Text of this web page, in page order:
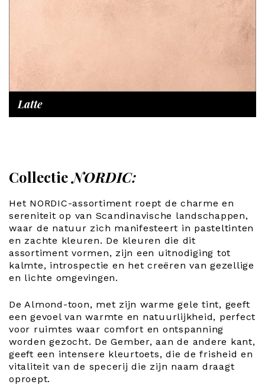
Latte
CollectieNORDIC:
Het NORDIC-assortiment roept de charme en
sereniteit op van Scandinavische landschappen,
waar de natuur zich manifesteert in pasteltinten
en zachte kleuren. De kleuren die dit
assortiment vormen, zijn een uitnodiging tot
kalmte, introspectie en het creëren van gezellige
en lichte omgevingen.
De Almond-toon, met zijn warme gele tint, geeft
een gevoel van warmte en natuurlijkheid, perfect
voor ruimtes waar comfort en ontspanning
worden gezocht. De Gember, aan de andere kant,
geeft een intensere kleurtoets, die de frisheid en
vitaliteit van de specerij die zijn naam draagt
oproept.